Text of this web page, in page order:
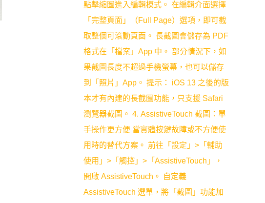
點擊縮圖進入編輯模式。 在編輯介面選擇
「完整頁面」（Full Page）選項，即可截
取整個可滾動頁面。 長截圖會儲存為 PDF
格式在「檔案」App 中。 部分情況下，如
果截圖長度不超過手機螢幕，也可以儲存
到「照片」App。 提示： iOS 13 之後的版
本才有內建的長截圖功能，只支援 Safari
瀏覽器截圖。 4. AssistiveTouch 截圖：單
手操作更方便 當實體按鍵故障或不方便使
用時的替代方案。 前往「設定」>「輔助
使用」>「觸控」>「AssistiveTouch」，
開啟 AssistiveTouch。 自定義
AssistiveTouch 選單，將「截圖」功能加